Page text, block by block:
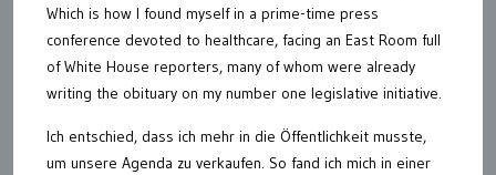
Which is how I found myself in a prime-time press
conference devoted to healthcare, facing an East Room full
of White House reporters, many of whom were already
writing the obituary on my number one legislative initiative.
Ich entschied, dass ich mehr in die Öffentlichkeit musste,
um unsere Agenda zu verkaufen. So fand ich mich in einer